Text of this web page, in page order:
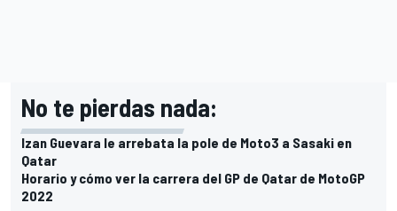
No te pierdas nada:
Izan Guevara le arrebata la pole de Moto3 a Sasaki en
Qatar
Horario y cómo ver la carrera del GP de Qatar de MotoGP
2022